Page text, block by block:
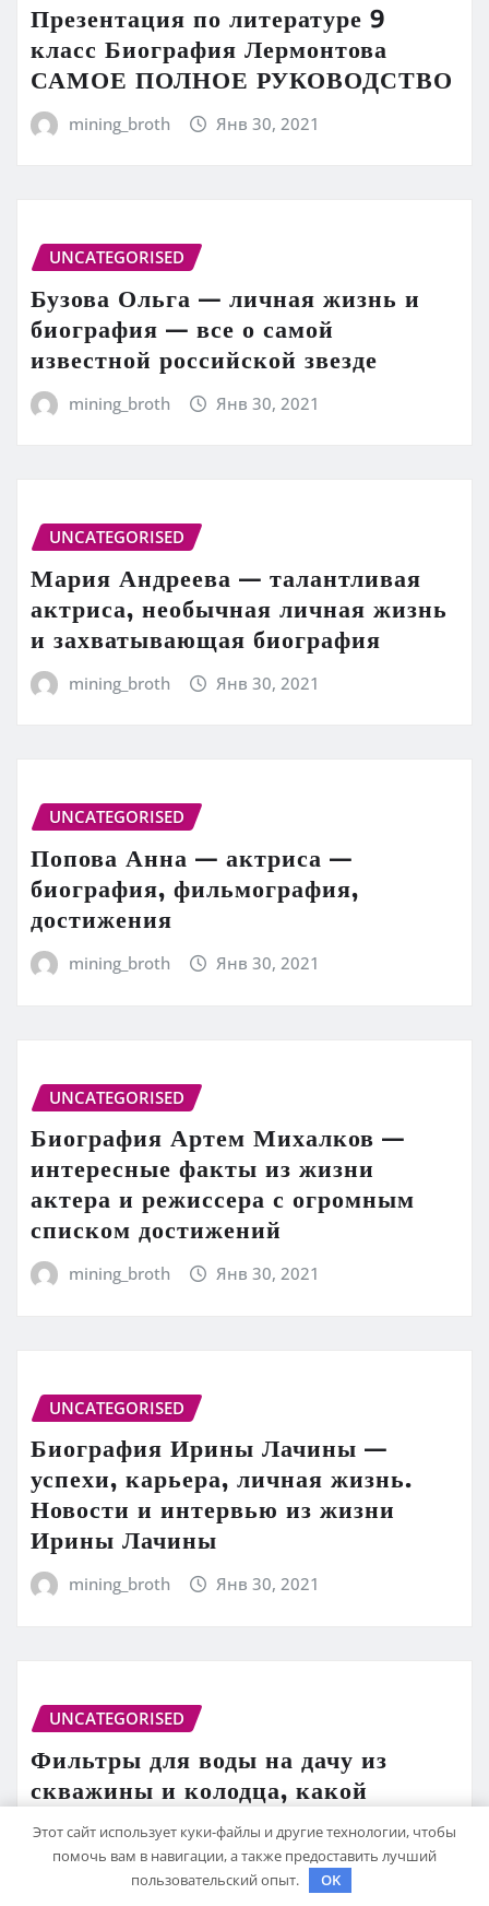
Презентация по литературе 9
класс Биография Лермонтова
САМОЕ ПОЛНОЕ РУКОВОДСТВО
mining_broth Янв 30, 2021
UNCATEGORISED
Бузова Ольга — личная жизнь и
биография — все о самой
известной российской звезде
mining_broth Янв 30, 2021
UNCATEGORISED
Мария Андреева — талантливая
актриса, необычная личная жизнь
и захватывающая биография
mining_broth Янв 30, 2021
UNCATEGORISED
Попова Анна — актриса —
биография, фильмография,
достижения
mining_broth Янв 30, 2021
UNCATEGORISED
Биография Артем Михалков —
интересные факты из жизни
актера и режиссера с огромным
списком достижений
mining_broth Янв 30, 2021
UNCATEGORISED
Биография Ирины Лачины —
успехи, карьера, личная жизнь.
Новости и интервью из жизни
Ирины Лачины
mining_broth Янв 30, 2021
UNCATEGORISED
Фильтры для воды на дачу из
скважины и колодца, какой
выбрать
mining_broth Янв 30, 2021
Этот сайт использует куки-файлы и другие технологии, чтобы
помочь вам в навигации, а также предоставить лучший
пользовательский опыт.
OK